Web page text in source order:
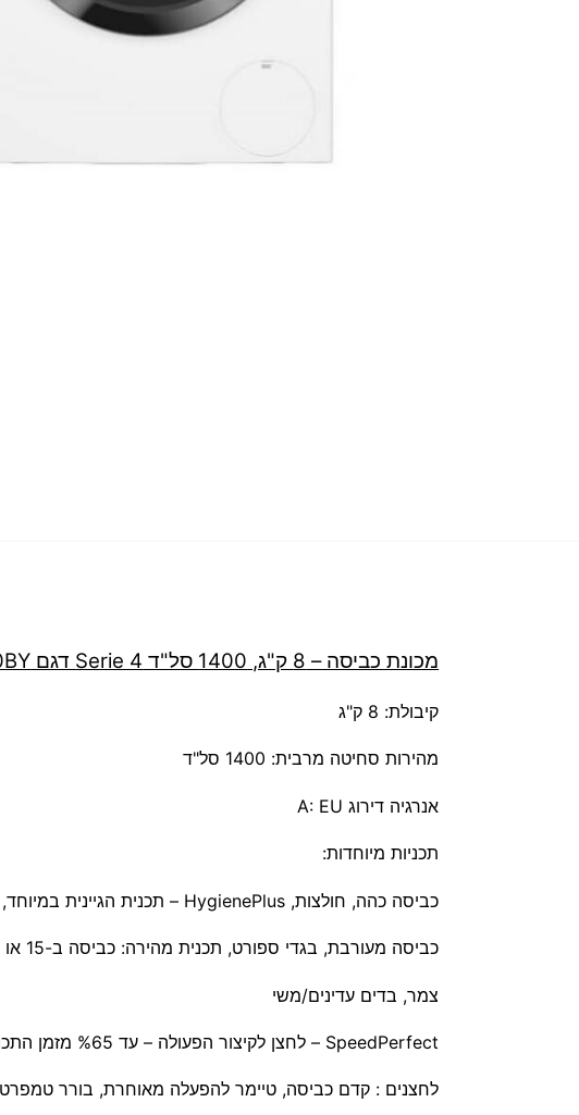
מכונת כביסה – 8 ק"ג, 1400 סל"ד Serie 4 דגם WAN28280BY
קיבולת: 8 ק"ג
מהירות סחיטה מרבית: 1400 סל"ד
אנרגיה דירוג A: EU
תכניות מיוחדות:
כביסה כהה, חולצות, HygienePlus – תכנית הגיינית במיוחד, שטיפה, ניקוז/סחיטה.
כביסה מעורבת, בגדי ספורט, תכנית מהירה: כביסה ב-15 או 30 דקות!
צמר, בדים עדינים/משי
SpeedPerfect – לחצן לקיצור הפעולה – עד %65 מזמן התכנית!
לחצנים : קדם כביסה, טיימר להפעלה מאוחרת, בורר